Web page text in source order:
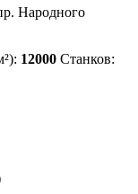
Народного
12000 Станков: